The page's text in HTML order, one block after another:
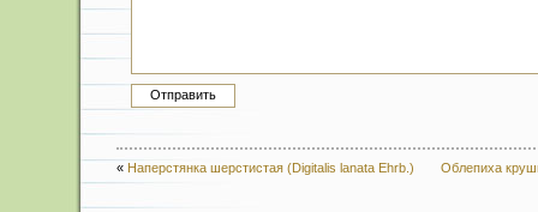
« Наперстянка шерстистая (Digitalis lanata Ehrb.) Облепиха